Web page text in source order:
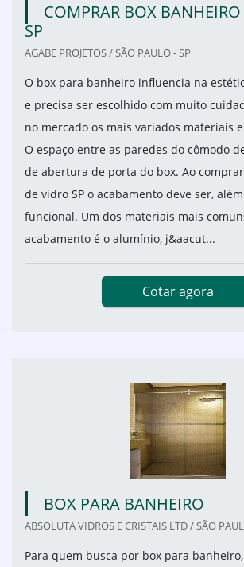
COMPRAR BOX
SP
AGABE PROJETOS / SÃO PAULO - SP
O box para banheiro influencia na
e precisa ser escolhido com muito
no mercado os mais variados materiais
O espaço entre as paredes do cômodo
de abertura de porta do box. Ao
de vidro SP o acabamento deve ser,
funcional. Um dos materiais mais
acabamento é o alumínio, j&aacut...
Cotar agora
BOX PARA BANHEIRO
ABSOLUTA VIDROS E CRISTAIS LTD / SÃO
Para quem busca por box para